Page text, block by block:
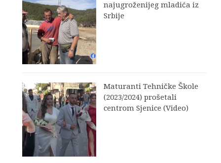
najugroženijeg mladića iz
Srbije
Maturanti Tehničke Škole
(2023/2024) prošetali
centrom Sjenice (Video)